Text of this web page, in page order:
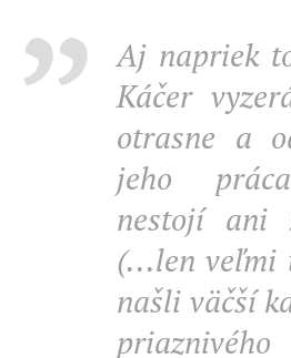
Aj napriek
Káčer
otrasne a
jeho
nestojí ani
(...len veľmi
našli väčší